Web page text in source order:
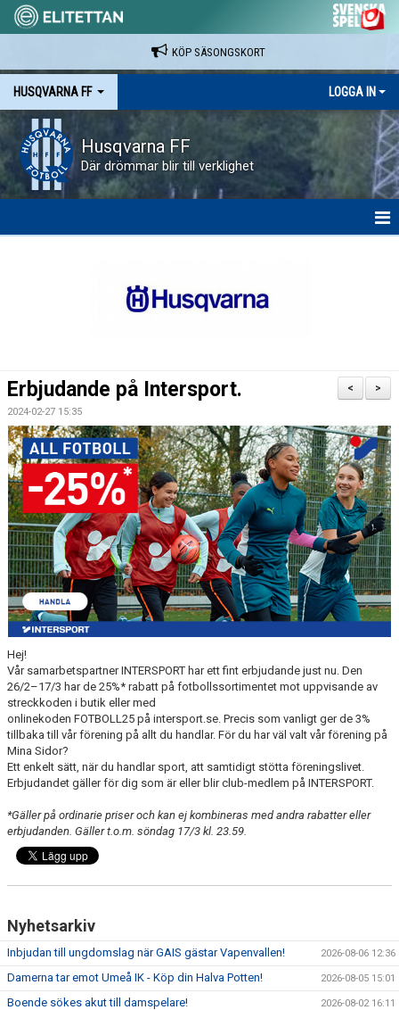
KÖP SÄSONGSKORT
HUSQVARNA FF LOGGA IN
Husqvarna FF
Där drömmar blir till verklighet
FÖRENINGSKALENDER
BILDGALLERI
DOKUMENT
FÖRENINGENS MATCHER
SPONSORER
INTERSPORT
ISSA ISKANDERS MINNESFOND
BOKA DIN HEMMAVINSTLOTT SMIDIGT HÄR
BÖRJA SPELA FOTBOLL I HUSQVARNA FF
BLÅ TRÅDEN
HFF´S VÄRDEGRUND
"VAPENDRAGARE 2026"
>
<
Erbjudande på Intersport.
2024-02-27 15:35
Hej!
Vår samarbetspartner INTERSPORT har ett fint erbjudande just nu. Den
26/2–17/3 har de 25%* rabatt på fotbollssortimentet mot uppvisande av
streckkoden i butik eller med
onlinekoden FOTBOLL25 på intersport.se. Precis som vanligt ger de 3%
tillbaka till vår förening på allt du handlar. För du har väl valt vår förening på
Mina Sidor?
Ett enkelt sätt, när du handlar sport, att samtidigt stötta föreningslivet.
Erbjudandet gäller för dig som är eller blir club-medlem på INTERSPORT.
*Gäller på ordinarie priser och kan ej kombineras med andra rabatter eller
erbjudanden. Gäller t.o.m. söndag 17/3 kl. 23.59.
Nyhetsarkiv
Inbjudan till ungdomslag när GAIS gästar Vapenvallen! 2026-08-06 12:36
Damerna tar emot Umeå IK - Köp din Halva Potten! 2026-08-05 15:01
Boende sökes akut till damspelare! 2026-08-02 16:11